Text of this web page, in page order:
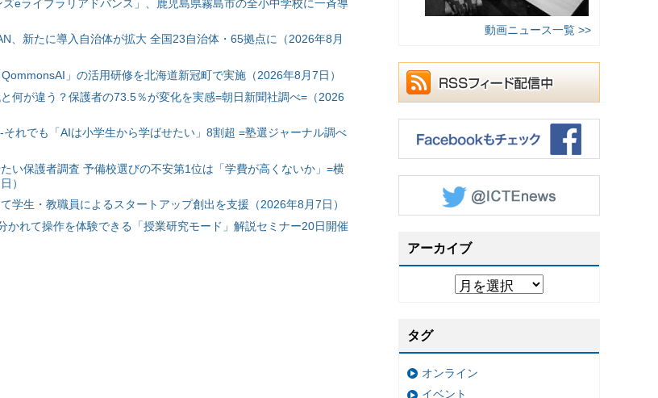
eライブラリアドバンス」、鹿児島県霧島市の全小中学校に一斉導
、新たに導入自治体が拡大 全国23自治体・65拠点に（2026年8月
」の活用研修を北海道新冠町で実施（2026年8月7日）
何が違う？保護者の73.5％が変化を実感=朝日新聞社調べ=（2026
れでも「AIは小学生から学ばせたい」8割超 =塾選ジャーナル調べ
い保護者調査 予備校選びの不安第1位は「学費が高くないか」=横
）
学生・教職員によるスタートアップ創出を支援（2026年8月7日）
かれて操作を体験できる「授業研究モード」解説セミナー20日開催
動画ニュース一覧 >>
アーカイブ
タグ
オンライン
イベント